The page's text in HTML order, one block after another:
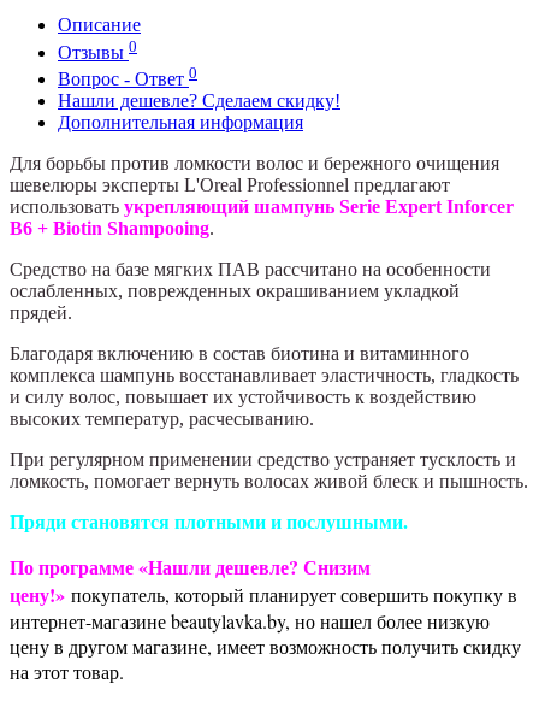
Описание
Отзывы 0
Вопрос - Ответ 0
Нашли дешевле? Сделаем скидку!
Дополнительная информация
Для борьбы против ломкости волос и бережного очищения
шевелюры эксперты L'Oreal Professionnel предлагают
использовать укрепляющий шампунь Serie Expert Inforcer
B6 + Biotin Shampooing.
Средство на базе мягких ПАВ рассчитано на особенности
ослабленных, поврежденных окрашиванием укладкой
прядей.
Благодаря включению в состав биотина и витаминного
комплекса шампунь восстанавливает эластичность, гладкость
и силу волос, повышает их устойчивость к воздействию
высоких температур, расчесыванию.
При регулярном применении средство устраняет тусклость и
ломкость, помогает вернуть волосах живой блеск и пышность.
Пряди становятся плотными и послушными.
По программе «Нашли дешевле? Снизим
цену!» покупатель, который планирует совершить покупку в
интернет-магазине beautylavka.by, но нашел более низкую
цену в другом магазине, имеет возможность получить скидку
на этот товар.